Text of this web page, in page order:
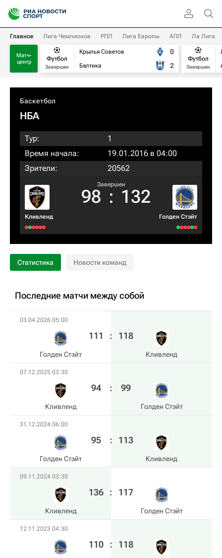
Главное Лига Чемпионов РПЛ Лига Европы АПЛ Ла Лига
Матч-
центр
Футбол
Завершен
Крылья Советов
Балтика
0
2
Футбол
Завершен
Баскетбол
НБА
Тур:
1
Время начала:
19.01.2016 в 04:00
Зрители:
20562
Кливленд
Завершен
98 : 132
Голден Стэйт
Статистика Новости команд
Последние матчи между собой
03.04.2026 05:00
Голден Стэйт
111 : 118
Кливленд
07.12.2025 03:30
Кливленд
94 : 99
Голден Стэйт
31.12.2024 06:00
Голден Стэйт
95 : 113
Кливленд
09.11.2024 03:30
Кливленд
136 : 117
Голден Стэйт
12.11.2023 04:30
110 : 118